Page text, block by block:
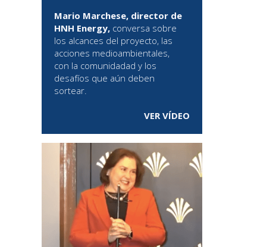
Mario Marchese, director de
HNH Energy, conversa sobre
los alcances del proyecto, las
acciones medioambientales,
con la comunidadad y los
desafíos que aún deben
sortear.
VER VÍDEO